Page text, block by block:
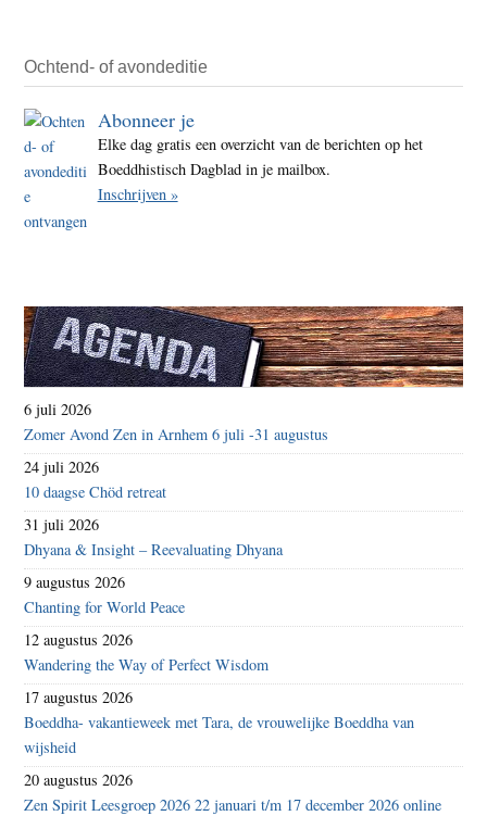
Ochtend- of avondeditie
Abonneer je
Elke dag gratis een overzicht van de berichten op het
Boeddhistisch Dagblad in je mailbox.
Inschrijven »
6 juli 2026
Zomer Avond Zen in Arnhem 6 juli -31 augustus
24 juli 2026
10 daagse Chöd retreat
31 juli 2026
Dhyana & Insight – Reevaluating Dhyana
9 augustus 2026
Chanting for World Peace
12 augustus 2026
Wandering the Way of Perfect Wisdom
17 augustus 2026
Boeddha- vakantieweek met Tara, de vrouwelijke Boeddha van
wijsheid
20 augustus 2026
Zen Spirit Leesgroep 2026 22 januari t/m 17 december 2026 online